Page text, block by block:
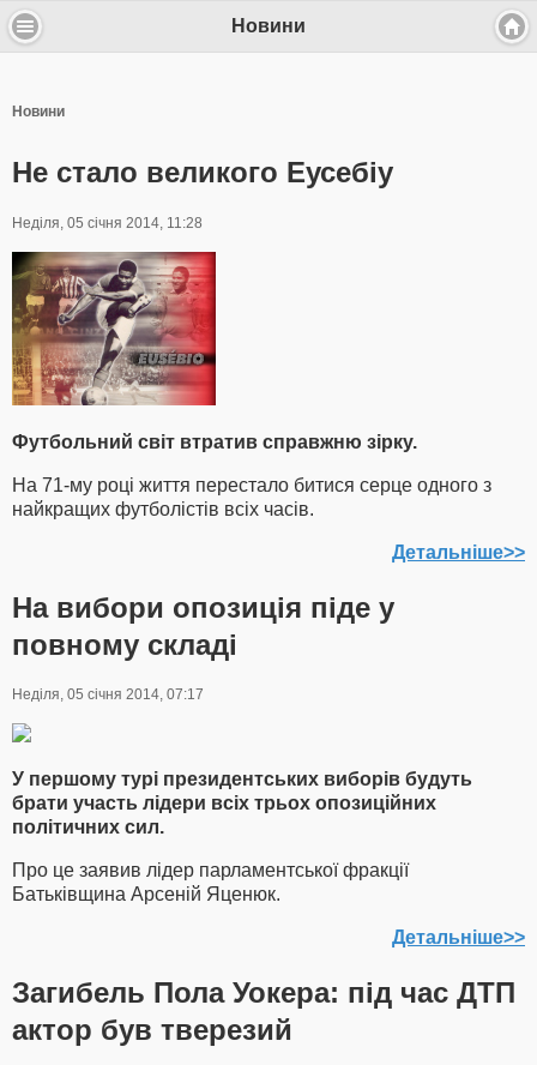
Новини
Новини
Не стало великого Еусебіу
Неділя, 05 січня 2014, 11:28
Футбольний світ втратив справжню зірку.
На 71-му році життя перестало битися серце одного з
найкращих футболістів всіх часів.
Детальніше>>
На вибори опозиція піде у
повному складі
Неділя, 05 січня 2014, 07:17
У першому турі президентських виборів будуть
брати участь лідери всіх трьох опозиційних
політичних сил.
Про це заявив лідер парламентської фракції
Батьківщина Арсеній Яценюк.
Детальніше>>
Загибель Пола Уокера: під час ДТП
актор був тверезий